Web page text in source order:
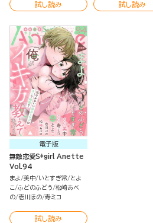
試し読み 試し読み
電子版
無敵恋愛S*girl Anette
Vol.94
まよ 美中 いとすぎ常 とよ
こ ふどのふどう 松崎あべ
の 壱川ほの 寿ミコ
試し読み